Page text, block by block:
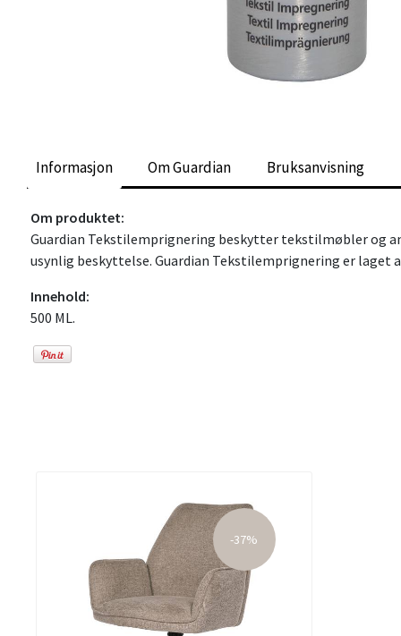
Informasjon Om Guardian Bruksanvisning
Om produktet:
Guardian Tekstilemprignering beskytter tekstilmøbler og
usynlig beskyttelse. Guardian Tekstilemprignering er laget
Innehold:
500 ML.
-37%